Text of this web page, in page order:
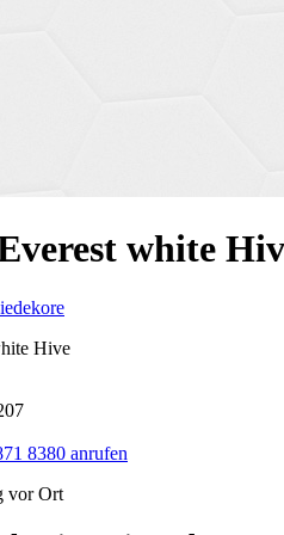
white
Hive
8380 anrufen
vor Ort